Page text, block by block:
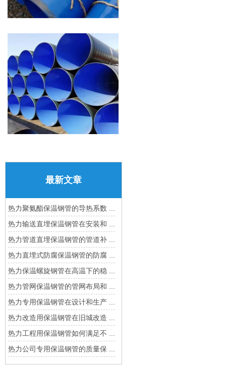
最新文章
热力聚氨酯保温钢管的导热系数 ...
热力输送直埋保温钢管在安装和 ...
热力管道直埋保温钢管的管道补 ...
热力直埋式防腐保温钢管的防腐 ...
热力保温螺旋钢管在高温下的稳 ...
热力管网保温钢管的管网布局和 ...
热力专用保温钢管在设计和生产 ...
热力改造用保温钢管在旧城改造 ...
热力工程用保温钢管如何满足不 ...
热力公司专用保温钢管的质量保 ...